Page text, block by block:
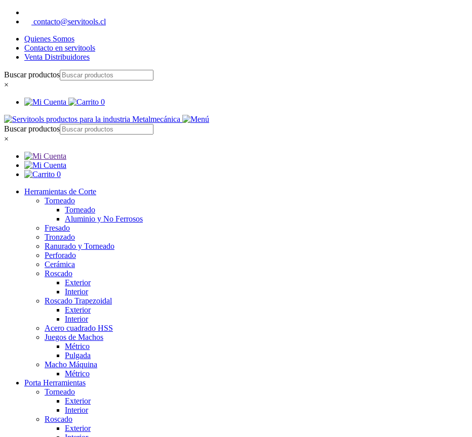
contacto@servitools.cl
Quienes Somos
Contacto en servitools
Venta Distribuidores
Buscar productos
×
0
Buscar productos
×
0
Herramientas de Corte
Torneado
Torneado
Aluminio y No Ferrosos
Fresado
Tronzado
Ranurado y Torneado
Perforado
Cerámica
Roscado
Exterior
Interior
Roscado Trapezoidal
Exterior
Interior
Acero cuadrado HSS
Juegos de Machos
Métrico
Pulgada
Macho Máquina
Métrico
Porta Herramientas
Torneado
Exterior
Interior
Roscado
Exterior